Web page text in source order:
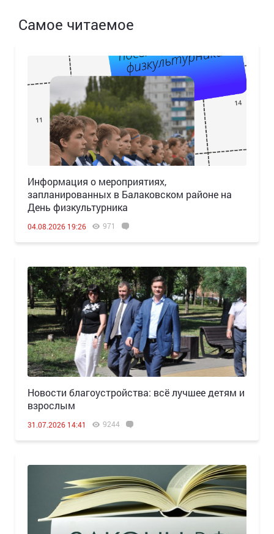
Самое читаемое
Информация о мероприятиях,
запланированных в Балаковском районе на
День физкультурника
04.08.2026 19:26 971
Новости благоустройства: всё лучшее детям и
взрослым
31.07.2026 14:41 9244